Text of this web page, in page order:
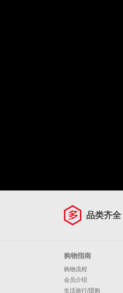
品类齐
购物指南
购物流程
会员介绍
生活旅行/团购